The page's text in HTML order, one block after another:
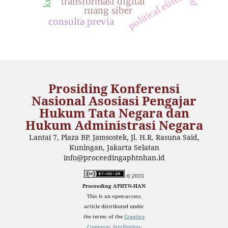
political elites
ruang siber
consulta previa
Prosiding Konferensi
Nasional Asosiasi Pengajar
Hukum Tata Negara dan
Hukum Administrasi Negara
Lantai 7, Plaza BP. Jamsostek, Jl. H.R. Rasuna Said,
Kuningan, Jakarta Selatan
info@proceedingaphtnhan.id
© 2025
Proceeding APHTN-HAN
This is an open-access
article distributed under
the terms of the Creative